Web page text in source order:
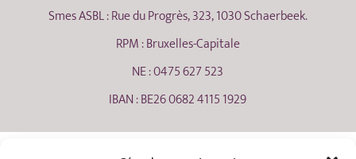
Smes ASBL : Rue du Progrès, 323, 1030 Schaerbeek.
RPM : Bruxelles-Capitale
NE : 0475 627 523
IBAN : BE26 0682 4115 1929